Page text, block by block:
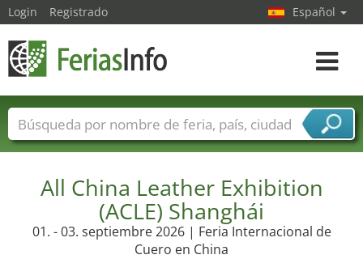
All China Leather Exhibition
(ACLE) Shanghái
01. - 03. septiembre 2026 | Feria Internacional de
Cuero en China
Login Registrado Español
toggle
Nombres de ferias Países
Ciudades
Sectores de proveedor de servicios